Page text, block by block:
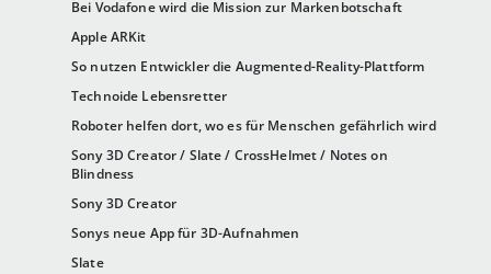
Bei Vodafone wird die Mission zur Markenbotschaft
Apple ARKit
So nutzen Entwickler die Augmented-Reality-Plattform
Technoide Lebensretter
Roboter helfen dort, wo es für Menschen gefährlich wird
Sony 3D Creator / Slate / CrossHelmet / Notes on
Blindness
Sony 3D Creator
Sonys neue App für 3D-Aufnahmen
Slate